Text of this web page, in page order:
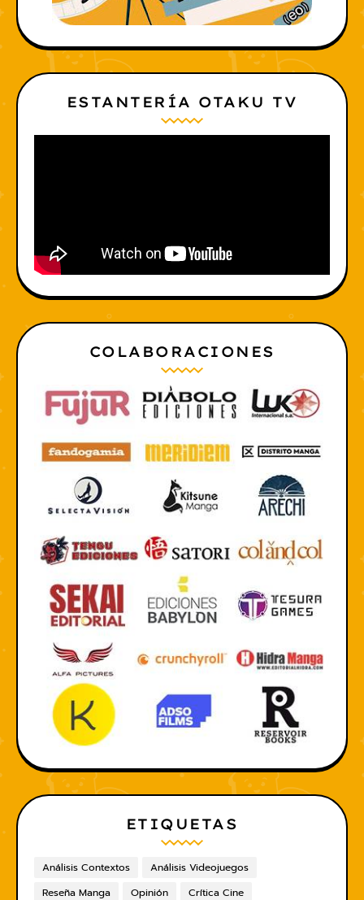
ESTANTERÍA OTAKU TV
COLABORACIONES
ETIQUETAS
Análisis Contextos
Análisis Videojuegos
Reseña Manga
Opinión Crítica Cine